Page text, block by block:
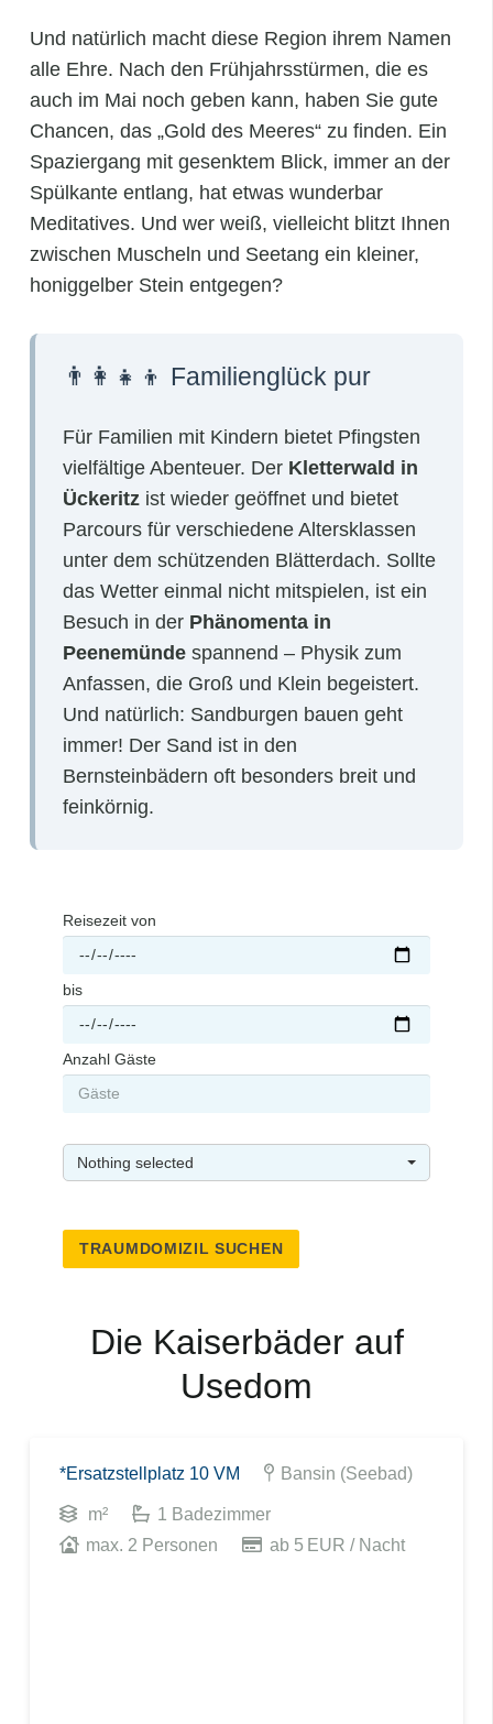
Und natürlich macht diese Region ihrem Namen
alle Ehre. Nach den Frühjahrsstürmen, die es
auch im Mai noch geben kann, haben Sie gute
Chancen, das „Gold des Meeres“ zu finden. Ein
Spaziergang mit gesenktem Blick, immer an der
Spülkante entlang, hat etwas wunderbar
Meditatives. Und wer weiß, vielleicht blitzt Ihnen
zwischen Muscheln und Seetang ein kleiner,
honiggelber Stein entgegen?
👨‍👩‍👧‍👦 Familienglück pur
Für Familien mit Kindern bietet Pfingsten
vielfältige Abenteuer. Der Kletterwald in
Ückeritz ist wieder geöffnet und bietet
Parcours für verschiedene Altersklassen
unter dem schützenden Blätterdach. Sollte
das Wetter einmal nicht mitspielen, ist ein
Besuch in der Phänomenta in
Peenemünde spannend – Physik zum
Anfassen, die Groß und Klein begeistert.
Und natürlich: Sandburgen bauen geht
immer! Der Sand ist in den
Bernsteinbädern oft besonders breit und
feinkörnig.
Reisezeit von
bis
Anzahl Gäste
Nothing selected
TRAUMDOMIZIL SUCHEN
Die Kaiserbäder auf
Usedom
*Ersatzstellplatz 10 VM Bansin (Seebad)
m² 1 Badezimmer
max. 2 Personen ab 5 EUR / Nacht